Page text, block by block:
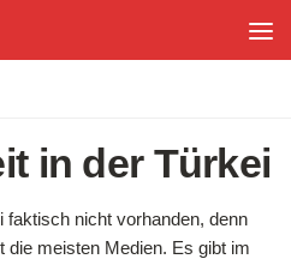
in der Türkei
faktisch nicht vorhanden, denn
die meisten Medien. Es gibt im